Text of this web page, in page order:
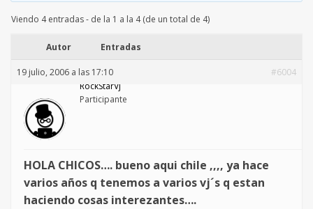
Contacto
Viendo 4 entradas - de la 1 a la 4 (de un total de 4)
Autor Entradas
19 julio, 2006 a las 17:10
#6004
RockStarVj
Participante
HOLA CHICOS…. bueno aqui chile ,,,, ya hace
varios años q tenemos a varios vj´s q estan
haciendo cosas interezantes….